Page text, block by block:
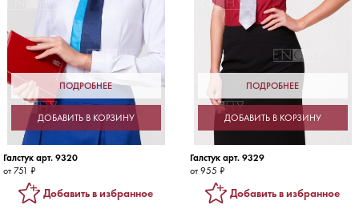
ПОДРОБНЕЕ
ДОБАВИТЬ В КОРЗИНУ
Галстук арт. 9320
от 751 ₽
Добавить в избранное
ПОДРОБНЕЕ
ДОБАВИТЬ В КОРЗИНУ
Галстук арт. 9329
от 955 ₽
Добавить в избранное